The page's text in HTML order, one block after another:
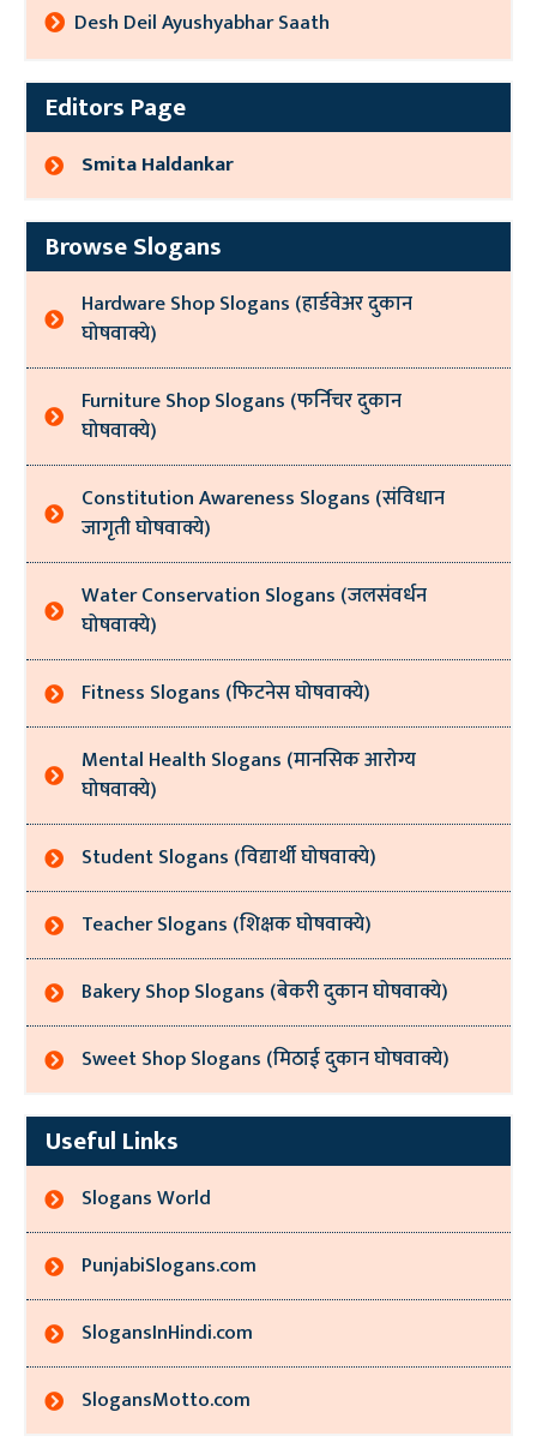
Desh Deil Ayushyabhar Saath
Editors Page
Smita Haldankar
Browse Slogans
Hardware Shop Slogans (हार्डवेअर दुकान
घोषवाक्ये)
Furniture Shop Slogans (फर्निचर दुकान
घोषवाक्ये)
Constitution Awareness Slogans (संविधान
जागृती घोषवाक्ये)
Water Conservation Slogans (जलसंवर्धन
घोषवाक्ये)
Fitness Slogans (फिटनेस घोषवाक्ये)
Mental Health Slogans (मानसिक आरोग्य
घोषवाक्ये)
Student Slogans (विद्यार्थी घोषवाक्ये)
Teacher Slogans (शिक्षक घोषवाक्ये)
Bakery Shop Slogans (बेकरी दुकान घोषवाक्ये)
Sweet Shop Slogans (मिठाई दुकान घोषवाक्ये)
Useful Links
Slogans World
PunjabiSlogans.com
SlogansInHindi.com
SlogansMotto.com